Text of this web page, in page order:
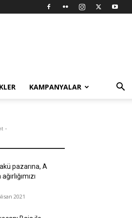
KAMPANYALAR
-
pazarına, A
2021